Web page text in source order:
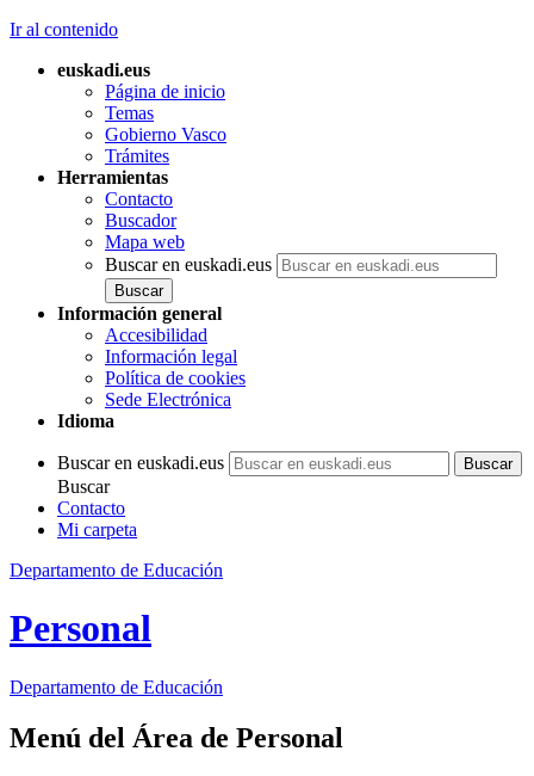
Ir al contenido
euskadi.eus
Página de inicio
Temas
Gobierno Vasco
Trámites
Herramientas
Contacto
Buscador
Mapa web
Buscar en euskadi.eus
Información general
Accesibilidad
Información legal
Política de cookies
Sede Electrónica
Idioma
Buscar en euskadi.eus
Buscar
Contacto
Mi carpeta
Departamento de Educación
Personal
Departamento de Educación
Menú del Área de Personal